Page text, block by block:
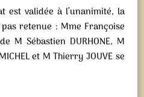
est validée à l’unanimité, la
retenue : Mme Françoise
M Sébastien DURHONE, M
et M Thierry JOUVE se